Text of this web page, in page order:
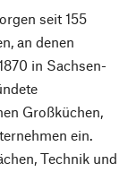
seit 155
an denen
in Sachsen-
Großküchen,
ein.
Technik und